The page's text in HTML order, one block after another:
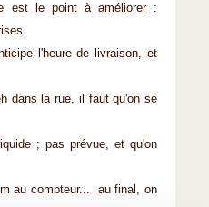
est le point à améliorer :
l'heure de livraison, et
la rue, il faut qu'on se
; pas prévue, et qu'on
compteur... au final, on